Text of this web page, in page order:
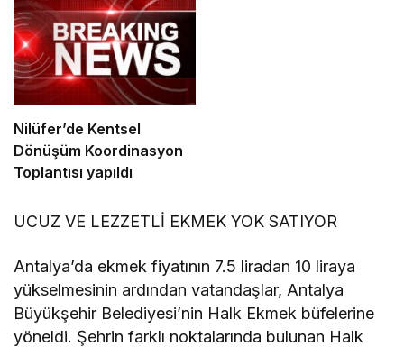
Nilüfer’de Kentsel
Dönüşüm Koordinasyon
Toplantısı yapıldı
UCUZ VE LEZZETLİ EKMEK YOK SATIYOR
Antalya’da ekmek fiyatının 7.5 liradan 10 liraya
yükselmesinin ardından vatandaşlar, Antalya
Büyükşehir Belediyesi’nin Halk Ekmek büfelerine
yöneldi. Şehrin farklı noktalarında bulunan Halk